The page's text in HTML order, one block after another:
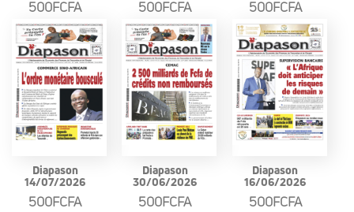
500FCFA 500FCFA 500FCFA
Diapason
14/07/2026
500FCFA
Diapason
30/06/2026
500FCFA
Diapason
16/06/2026
500FCFA